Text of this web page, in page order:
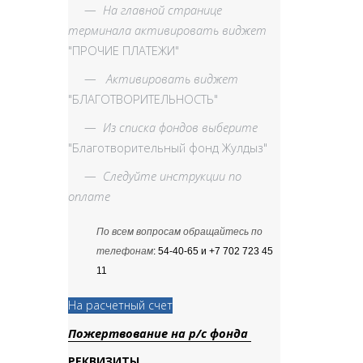
— На главной странице
терминала активировать виджет
"ПРОЧИЕ ПЛАТЕЖИ"
— Активировать виджет
"БЛАГОТВОРИТЕЛЬНОСТЬ"
— Из списка фондов выберите
"Благотворительный фонд Жулдыз"
— Следуйте инструкции по
оплате
По всем вопросам обращайтесь по
телефонам: 54-40-65 и +7 702 723 45
11
На расчетный счет
Пожертвование на р/с фонда